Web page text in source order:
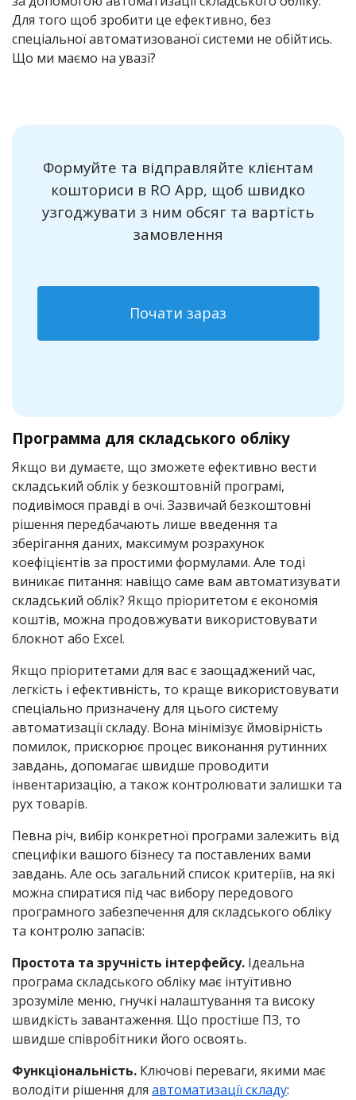
Для того щоб зробити це ефективно, без
спеціальної автоматизованої системи не обійтись.
Що ми маємо на увазі?
Формуйте та відправляйте клієнтам
кошториси в RO App, щоб швидко
узгоджувати з ним обсяг та вартість
замовлення
Почати зараз
Программа для складського обліку
Якщо ви думаєте, що зможете ефективно вести
складський облік у безкоштовній програмі,
подивімося правді в очі. Зазвичай безкоштовні
рішення передбачають лише введення та
зберігання даних, максимум розрахунок
коефіцієнтів за простими формулами. Але тоді
виникає питання: навіщо саме вам автоматизувати
складський облік? Якщо пріоритетом є економія
коштів, можна продовжувати використовувати
блокнот або Excel.
Якщо пріоритетами для вас є заощаджений час,
легкість і ефективність, то краще використовувати
спеціально призначену для цього систему
автоматизації складу. Вона мінімізує ймовірність
помилок, прискорює процес виконання рутинних
завдань, допомагає швидше проводити
інвентаризацію, а також контролювати залишки та
рух товарів.
Певна річ, вибір конкретної програми залежить від
специфіки вашого бізнесу та поставлених вами
завдань. Але ось загальний список критеріїв, на які
можна спиратися під час вибору передового
програмного забезпечення для складського обліку
та контролю запасів:
Простота та зручність інтерфейсу. Ідеальна
програма складського обліку має інтуїтивно
зрозуміле меню, гнучкі налаштування та високу
швидкість завантаження. Що простіше ПЗ, то
швидше співробітники його освоять.
Функціональність. Ключові переваги, якими має
володіти рішення для автоматизації складу: